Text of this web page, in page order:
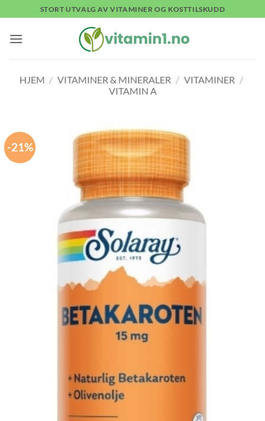
to
content
STORT UTVALG AV VITAMINER OG KOSTTILSKUDD
HJEM / VITAMINER & MINERALER / VITAMINER /
VITAMIN A
-21%